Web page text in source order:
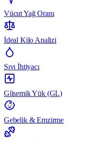
Vücut Yağ Oranı
İdeal Kilo Analizi
Sıvı İhtiyacı
Glisemik Yük (GL)
Gebelik & Emzirme